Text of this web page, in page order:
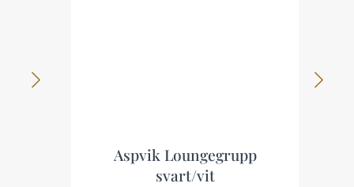
Aspvik Loungegrupp
svart/vit